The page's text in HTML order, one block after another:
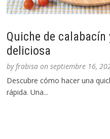
Quiche de
deliciosa
byfrabisa onseptiembre 16,
Descubre cómo hacer una
rápida. Una...